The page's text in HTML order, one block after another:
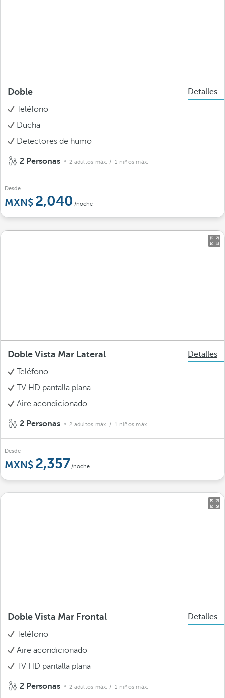
Doble
Detalles
Teléfono
Ducha
Detectores de humo
2 Personas 2 adultos máx. / 1 niños máx.
Desde
2,040 /noche
Doble Vista Mar Lateral
Detalles
Teléfono
TV HD pantalla plana
Aire acondicionado
2 Personas 2 adultos máx. / 1 niños máx.
Desde
2,357/noche
Doble Vista Mar Frontal
Detalles
Teléfono
Aire acondicionado
TV HD pantalla plana
2 Personas 2 adultos máx. / 1 niños máx.